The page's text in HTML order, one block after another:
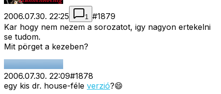
2006.07.30. 22:25 1 #1879
Kar hogy nem nezem a sorozatot, igy nagyon ertekelni
se tudom.
Mit pörget a kezeben?
2006.07.30. 22:09#1878
egy kis dr. house-féle verzió?😄